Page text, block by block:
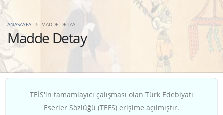
Madde Detay
ANASAYFA MADDE DETAY
TEİS'in tamamlayıcı çalışması olan Türk Edebiyatı
Eserler Sözlüğü (TEES) erişime açılmıştır.